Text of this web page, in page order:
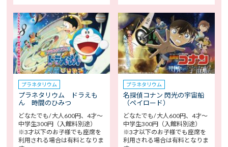
プラネタリウム
プラネタリウム ドラえも
ん 時間のひみつ
どなたでも/ 大人600円、4才～
中学生300円（入館料別途）
※3才以下のお子様でも座席を
利用される場合は有料となりま
プラネタリウム
名探偵コナン 閃光の宇宙船
（ペイロード）
どなたでも/ 大人600円、4才～
中学生300円（入館料別途）
※3才以下のお子様でも座席を
利用される場合は有料となりま